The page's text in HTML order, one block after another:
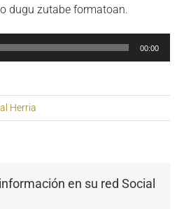
dugu zutabe formatoan.
00:00
Herria
en su red Social